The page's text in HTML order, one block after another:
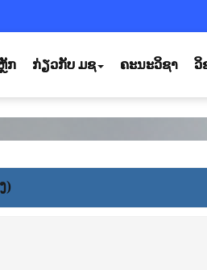
ກ ກ່ຽວກັບ ມຊ ຄະນະວິຊາ ວິ
)